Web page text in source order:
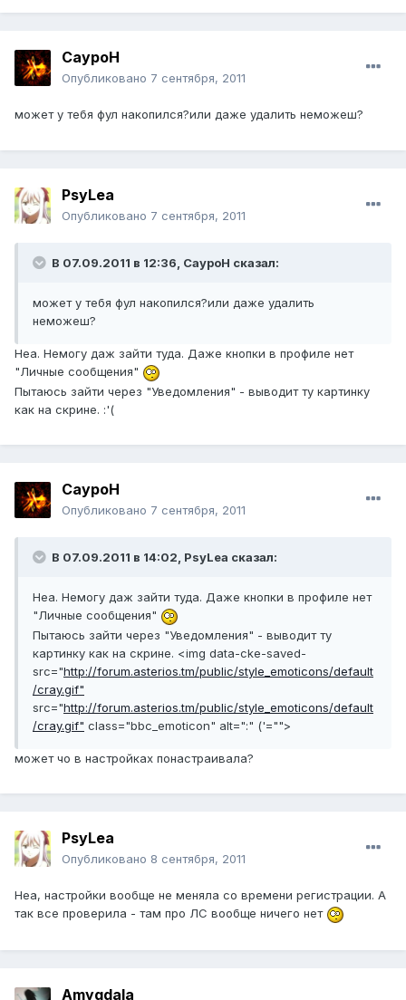
СауроН
Опубликовано 7 сентября, 2011
может у тебя фул накопился?или даже удалить неможеш?
PsyLea
Опубликовано 7 сентября, 2011
В 07.09.2011 в 12:36, СауроН сказал:
может у тебя фул накопился?или даже удалить
неможеш?
Неа. Немогу даж зайти туда. Даже кнопки в профиле нет
"Личные сообщения"
Пытаюсь зайти через "Уведомления" - выводит ту картинку
как на скрине. :'(
СауроН
Опубликовано 7 сентября, 2011
В 07.09.2011 в 14:02, PsyLea сказал:
Неа. Немогу даж зайти туда. Даже кнопки в профиле нет
"Личные сообщения"
Пытаюсь зайти через "Уведомления" - выводит ту
картинку как на скрине. <img data-cke-saved-
src="http://forum.asterios.tm/public/style_emoticons/default
/cray.gif"
src="http://forum.asterios.tm/public/style_emoticons/default
/cray.gif" class="bbc_emoticon" alt=":" ('="">
может чо в настройках понастраивала?
PsyLea
Опубликовано 8 сентября, 2011
Неа, настройки вообще не меняла со времени регистрации. А
так все проверила - там про ЛС вообще ничего нет
Amygdala